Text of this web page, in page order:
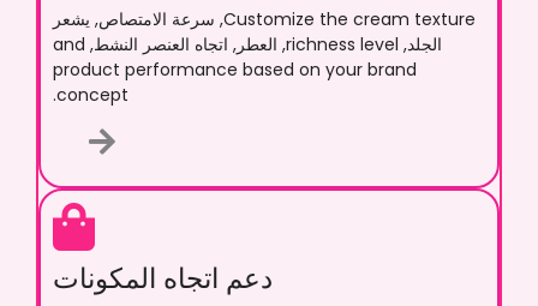
Customize the cream texture, سرعة الامتصاص, يشعر
الجلد,richness level, العطر, اتجاه العنصر النشط,and
product performance based on your brand
concept
.
دعم اتجاه المكونات